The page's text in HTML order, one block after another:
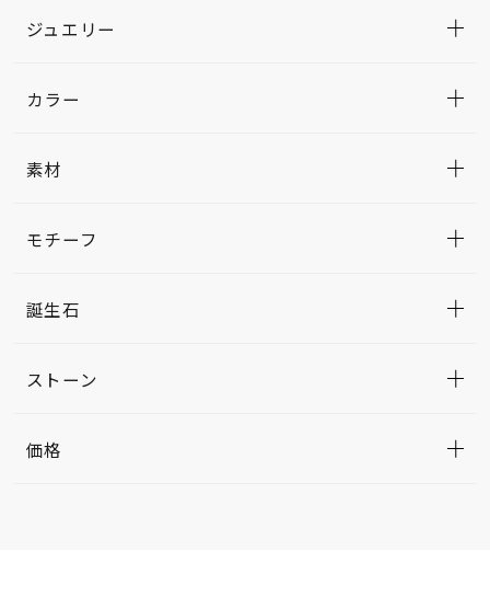
ジュエリー
カラー
素材
モチーフ
誕生石
ストーン
価格